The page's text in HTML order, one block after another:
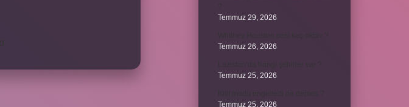
Temmuz 29, 2026
Temmuz 26, 2026
Temmuz 25, 2026
Temmuz 25, 2026